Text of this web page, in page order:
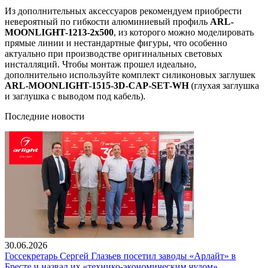
Из дополнительных аксессуаров рекомендуем приобрести
невероятный по гибкости алюминиевый профиль ARL-
MOONLIGHT-1213-2x500, из которого можно моделировать
прямые линии и нестандартные фигуры, что особенно
актуально при производстве оригинальных световых
инсталляций. Чтобы монтаж прошел идеально,
дополнительно используйте комплект силиконовых заглушек
ARL-MOONLIGHT-1515-3D-CAP-SET-WH(глухая заглушка
и заглушка с выводом под кабель).
Последние новости
30.06.2026
Госсекретарь Сергей Глазьев посетил заводы «Арлайт» в